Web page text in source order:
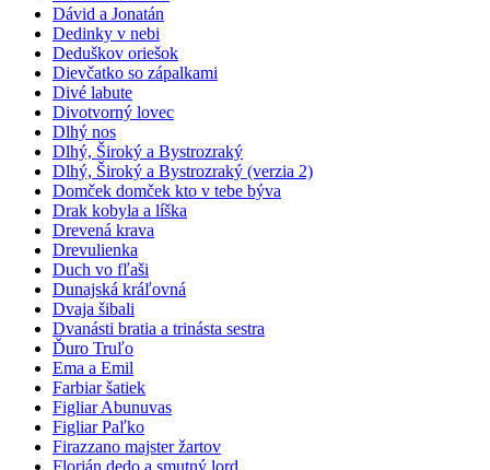
Dávid a Jonatán
Dedinky v nebi
Deduškov oriešok
Dievčatko so zápalkami
Divé labute
Divotvorný lovec
Dlhý nos
Dlhý, Široký a Bystrozraký
Dlhý, Široký a Bystrozraký (verzia 2)
Domček domček kto v tebe býva
Drak kobyla a líška
Drevená krava
Drevulienka
Duch vo fľaši
Dunajská kráľovná
Dvaja šibali
Dvanásti bratia a trinásta sestra
Ďuro Truľo
Ema a Emil
Farbiar šatiek
Figliar Abunuvas
Figliar Paľko
Firazzano majster žartov
Florián dedo a smutný lord